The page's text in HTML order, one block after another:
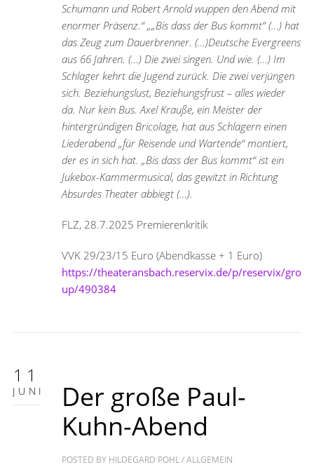
Schumann und Robert Arnold wuppen den Abend mit
enormer Präsenz.“ „„Bis dass der Bus kommt“ (…) hat
das Zeug zum Dauerbrenner. (…)Deutsche Evergreens
aus 66 Jahren. (…) Die zwei singen. Und wie. (…) Im
Schlager kehrt die Jugend zurück. Die zwei verjüngen
sich. Beziehungslust, Beziehungsfrust – alles wieder
da. Nur kein Bus. Axel Krauße, ein Meister der
hintergründigen Bricolage, hat aus Schlagern einen
Liederabend „für Reisende und Wartende“ montiert,
der es in sich hat. „Bis dass der Bus kommt“ ist ein
Jukebox-Kammermusical, das gewitzt in Richtung
Absurdes Theater abbiegt (…).
FLZ, 28.7.2025 Premierenkritik
VVK 29/23/15 Euro (Abendkasse + 1 Euro)
https://theateransbach.reservix.de/p/reservix/gro
up/490384
11
JUNI
Der große Paul-
Kuhn-Abend
POSTED BY HILDEGARD POHL/ALLGEMEIN